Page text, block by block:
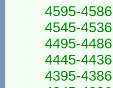
4595-4586
4545-4536
4495-4486
4445-4436
4395-4386